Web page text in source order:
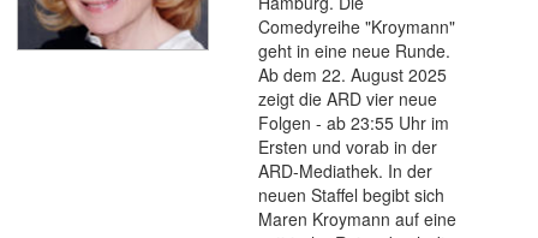
Comedyreihe "Kroymann"
geht in eine neue Runde.
Ab dem 22. August 2025
zeigt die ARD vier neue
Folgen - ab 23:55 Uhr im
Ersten und vorab in der
ARD-Mediathek. In der
neuen Staffel begibt sich
Maren Kroymann auf eine